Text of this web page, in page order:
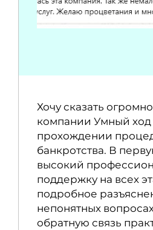
Хочу сказать
компании Умный
прохождении
банкротства. В
высокий
поддержку на всех
подробное
непонятных
обратную связь